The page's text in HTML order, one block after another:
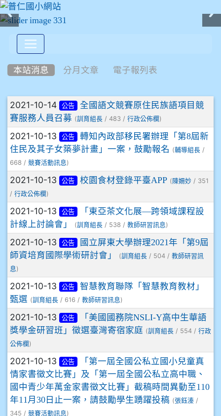
本站消息 分月文章 電子報列表
文章列表
2021-10-14 公告
全國語文競賽原住民族語項目競
賽服務人員召募 (訓育組長 / 483 / 行政公佈欄 )
2021-10-13 公告
轉知內政部移民署辦理「第8屆新
住民及其子女築夢計畫」一案，鼓勵報名 (輔導組長 /
668 / 競賽活動訊息 )
2021-10-13 公告 校園食材登錄平臺APP ( 陳姍妙 / 351
/ 行政公佈欄 )
2021-10-13 公告
「東亞茶文化展—跨領域課程設
計線上討論會」
(訓育組長 / 538 / 教師研習訊息 )
2021-10-13 公告
國立屏東大學辦理2021年「第9屆
師資培育國際學術研討會」
(訓育組長 / 504 / 教師研習訊
息 )
2021-10-13 公告
智慧教育聯隊「智慧教育教材」
甄選 (訓育組長 / 616 / 教師研習訊息 )
2021-10-13 公告
「美國國務院NSLI-Y高中生華語
獎學金研習班」徵選臺灣寄宿家庭 (訓育組長 / 554 / 行政
公佈欄 )
2021-10-13 公告
「第一屆全國公私立國小兒童真
情家書徵文比賽」及「第一屆全國公私立高中職、
國中青少年萬金家書徵文比賽」截稿時間異動至110
年11月30日止一案，請鼓勵學生踴躍投稿 (張鈺溱 /
345 / 競賽活動訊息 )